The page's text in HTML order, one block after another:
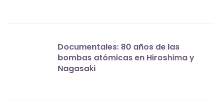
Documentales: 80 años de las
bombas atómicas en Hiroshima y
Nagasaki